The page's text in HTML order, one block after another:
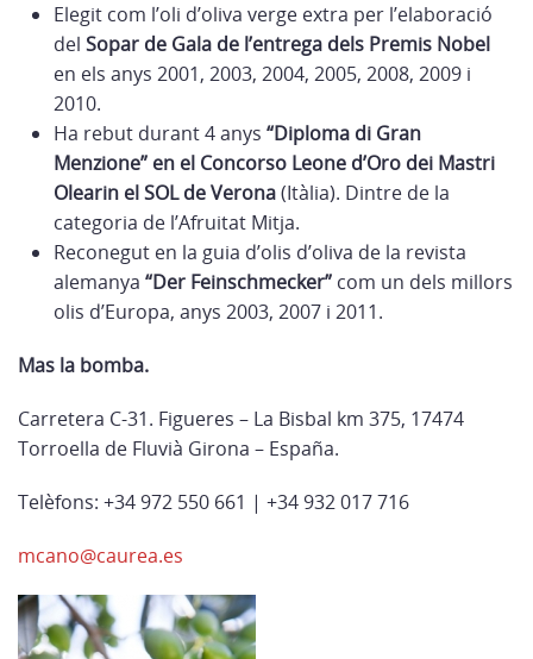
Elegit com l’oli d’oliva verge extra per l’elaboració
del Sopar de Gala de l’entrega dels Premis Nobel
en els anys 2001, 2003, 2004, 2005, 2008, 2009 i
2010.
Ha rebut durant 4 anys “Diploma di Gran
Menzione” en el Concorso Leone d’Oro dei Mastri
Olearin el SOL de Verona(Itàlia). Dintre de la
categoria de l’Afruitat Mitja.
Reconegut en la guia d’olis d’oliva de la revista
alemanya “Der Feinschmecker” com un dels millors
olis d’Europa, anys 2003, 2007 i 2011.
Mas la bomba.
Carretera C-31. Figueres – La Bisbal km 375, 17474
Torroella de Fluvià Girona – España.
Telèfons: +34 972 550 661 | +34 932 017 716
mcano@caurea.es